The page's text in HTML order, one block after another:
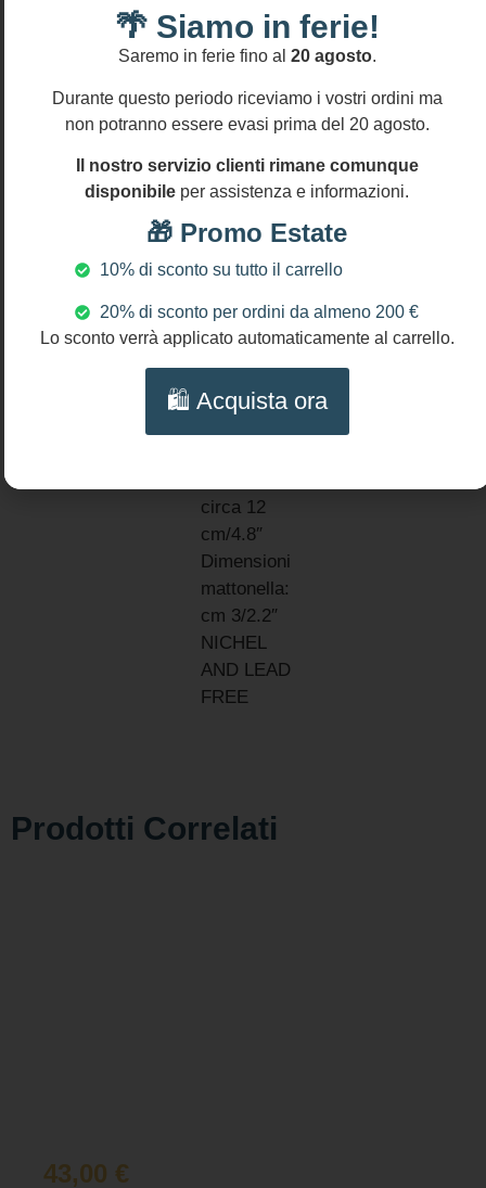
persona
speciale
bellissimo
MATERIALI:
di
Caltagirone
fiume
Perle
Maiorca
Ottone
circa 12
cm/4.8″
Dimensioni
mattonella:
cm 3/2.2″
NICHEL
AND LEAD
FREE
Si
accettano
entro
14
gg
Prodotti Correlati
43,00 €
🌴 Siamo in ferie!
Saremo in ferie fino al 20 agosto.
Durante questo periodo riceviamo i vostri ordini ma
non potranno essere evasi prima del 20 agosto.
Il nostro servizio clienti rimane comunque
disponibile per assistenza e informazioni.
🎁 Promo Estate
10% di sconto su tutto il carrello
20% di sconto per ordini da almeno 200 €
Lo sconto verrà applicato automaticamente al carrello.
🛍️ Acquista ora